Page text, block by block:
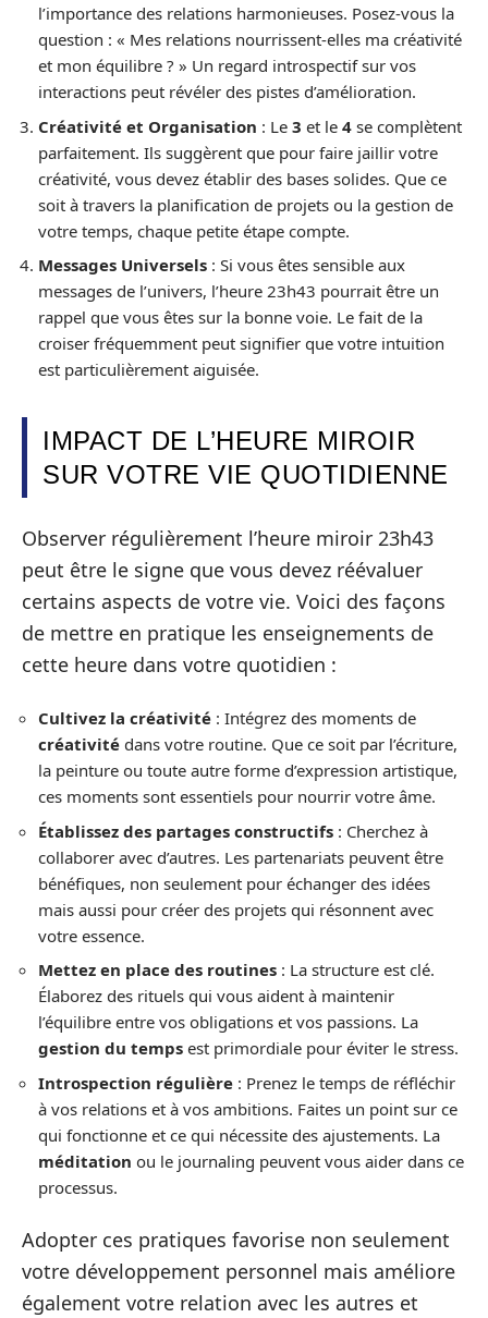
l’importance des relations harmonieuses. Posez-vous la
question : « Mes relations nourrissent-elles ma créativité
et mon équilibre ? » Un regard introspectif sur vos
interactions peut révéler des pistes d’amélioration.
Créativité et Organisation : Le 3 et le 4 se complètent
parfaitement. Ils suggèrent que pour faire jaillir votre
créativité, vous devez établir des bases solides. Que ce
soit à travers la planification de projets ou la gestion de
votre temps, chaque petite étape compte.
Messages Universels : Si vous êtes sensible aux
messages de l’univers, l’heure 23h43 pourrait être un
rappel que vous êtes sur la bonne voie. Le fait de la
croiser fréquemment peut signifier que votre intuition
est particulièrement aiguisée.
IMPACT DE L’HEURE MIROIR
SUR VOTRE VIE QUOTIDIENNE
Observer régulièrement l’heure miroir 23h43
peut être le signe que vous devez réévaluer
certains aspects de votre vie. Voici des façons
de mettre en pratique les enseignements de
cette heure dans votre quotidien :
Cultivez la créativité : Intégrez des moments de
créativité dans votre routine. Que ce soit par l’écriture,
la peinture ou toute autre forme d’expression artistique,
ces moments sont essentiels pour nourrir votre âme.
Établissez des partages constructifs : Cherchez à
collaborer avec d’autres. Les partenariats peuvent être
bénéfiques, non seulement pour échanger des idées
mais aussi pour créer des projets qui résonnent avec
votre essence.
Mettez en place des routines : La structure est clé.
Élaborez des rituels qui vous aident à maintenir
l’équilibre entre vos obligations et vos passions. La
gestion du temps est primordiale pour éviter le stress.
Introspection régulière : Prenez le temps de réfléchir
à vos relations et à vos ambitions. Faites un point sur ce
qui fonctionne et ce qui nécessite des ajustements. La
méditation ou le journaling peuvent vous aider dans ce
processus.
Adopter ces pratiques favorise non seulement
votre développement personnel mais améliore
également votre relation avec les autres et